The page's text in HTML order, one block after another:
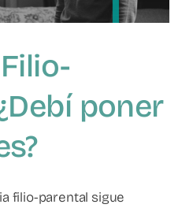
poner
filio-parental sigue